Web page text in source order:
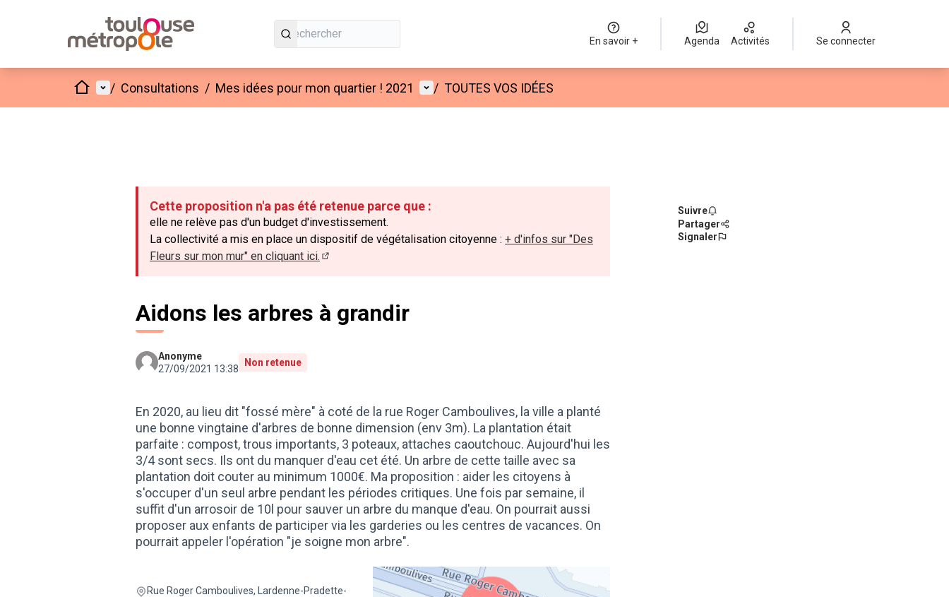
En savoir + Agenda Activités Se connecter
AccueilMenu principal
/ Consultations / Mes idées pour mon quartier ! 2021 Menu utilisateur
/ TOUTES VOS IDÉES
Cette proposition n'a pas été retenue parce que :
elle ne relève pas d'un budget d'investissement.
La collectivité a mis en place un dispositif de végétalisation citoyenne : + d'infos sur "Des
Fleurs sur mon mur" en cliquant ici.
Aidons les arbres à grandir
Anonyme
27/09/2021 13:38
Non retenue
En 2020, au lieu dit "fossé mère" à coté de la rue Roger Camboulives, la ville a planté
une bonne vingtaine d'arbres de bonne dimension (env 3m). La plantation était
parfaite : compost, trous importants, 3 poteaux, attaches caoutchouc. Aujourd'hui les
3/4 sont secs. Ils ont du manquer d'eau cet été. Un arbre de cette taille avec sa
plantation doit couter au minimum 1000€. Ma proposition : aider les citoyens à
s'occuper d'un seul arbre pendant les périodes critiques. Une fois par semaine, il
suffit d'un arrosoir de 10l pour sauver un arbre du manque d'eau. On pourrait aussi
proposer aux enfants de participer via les garderies ou les centres de vacances. On
pourrait appeler l'opération "je soigne mon arbre".
Rue Roger Camboulives, Lardenne-Pradette-
Suivre
Partager
Signaler